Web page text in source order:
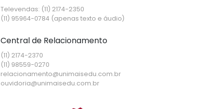
Televendas: (11) 2174-2350
(11) 95964-0784 (apenas texto e áudio)
Central de Relacionamento
(11) 2174-2370
(11) 98559-0270
relacionamento@unimaisedu.com.br
ouvidoria@unimaisedu.com.br